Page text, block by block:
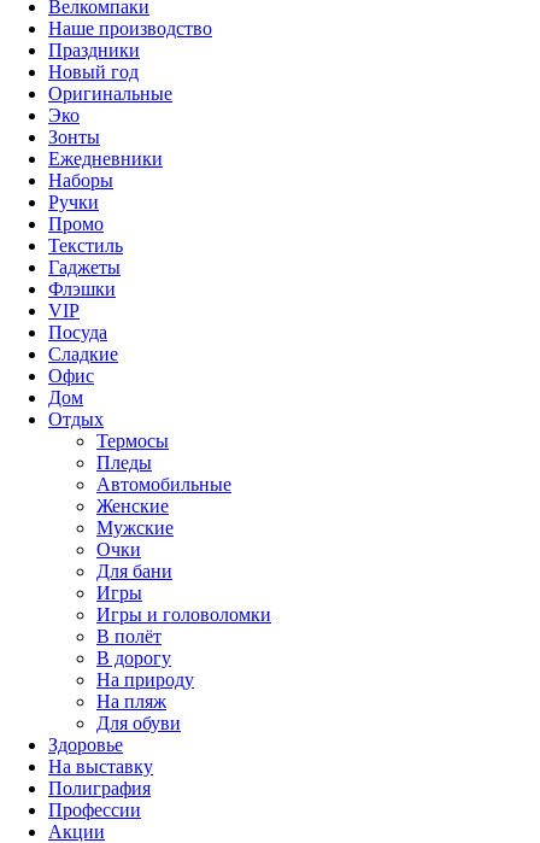
Велкомпаки
Наше производство
Праздники
Новый год
Оригинальные
Эко
Зонты
Ежедневники
Наборы
Ручки
Промо
Текстиль
Гаджеты
Флэшки
VIP
Посуда
Сладкие
Офис
Дом
Отдых
Термосы
Пледы
Автомобильные
Женские
Мужские
Очки
Для бани
Игры
Игры и головоломки
В полёт
В дорогу
На природу
На пляж
Для обуви
Здоровье
На выставку
Полиграфия
Профессии
Акции